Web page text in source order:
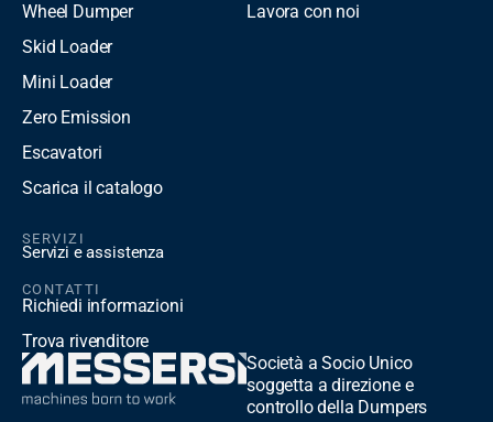
Società a Socio Unico
soggetta a direzione e
controllo della Dumpers
Wheel Dumper
Skid Loader
Mini Loader
Zero Emission
Escavatori
Scarica il catalogo
Lavora con noi
SERVIZI
Servizi e assistenza
CONTATTI
Richiedi informazioni
Trova rivenditore